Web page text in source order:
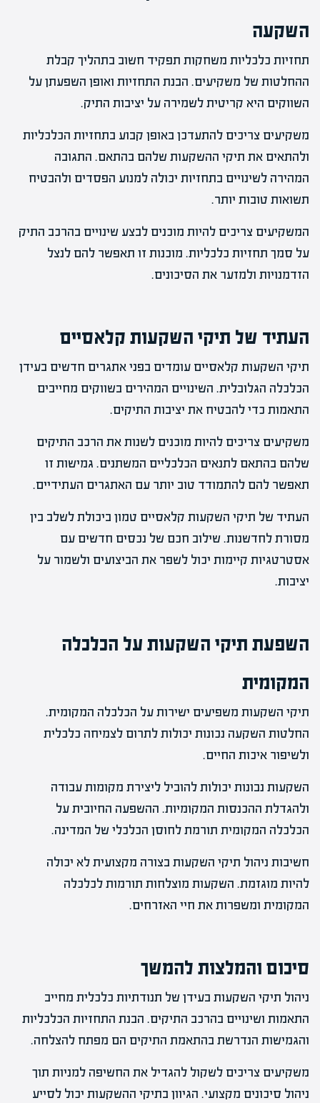
השקעה
תחזיות כלכליות משחקות תפקיד חשוב בתהליך קבלת
ההחלטות של משקיעים. הבנת התחזיות ואופן השפעתן על
השווקים היא קריטית לשמירה על יציבות התיק.
משקיעים צריכים להתעדכן באופן קבוע בתחזיות הכלכליות
ולהתאים את תיקי ההשקעות שלהם בהתאם. התגובה
המהירה לשינויים בתחזיות יכולה למנוע הפסדים ולהבטיח
תשואות טובות יותר.
המשקיעים צריכים להיות מוכנים לבצע שינויים בהרכב התיק
על סמך תחזיות כלכליות. מוכנות זו תאפשר להם לנצל
הזדמנויות ולמזער את הסיכונים.
העתיד של תיקי השקעות קלאסיים
תיקי השקעות קלאסיים עומדים בפני אתגרים חדשים בעידן
הכלכלה הגלובלית. השינויים המהירים בשווקים מחייבים
התאמות כדי להבטיח את יציבות התיקים.
משקיעים צריכים להיות מוכנים לשנות את הרכב התיקים
שלהם בהתאם לתנאים הכלכליים המשתנים. גמישות זו
תאפשר להם להתמודד טוב יותר עם האתגרים העתידיים.
העתיד של תיקי השקעות קלאסיים טמון ביכולת לשלב בין
מסורת לחדשנות. שילוב חכם של נכסים חדשים עם
אסטרטגיות קיימות יכול לשפר את הביצועים ולשמור על
יציבות.
השפעת תיקי השקעות על הכלכלה
המקומית
תיקי השקעות משפיעים ישירות על הכלכלה המקומית.
החלטות השקעה נכונות יכולות לתרום לצמיחה כלכלית
ולשיפור איכות החיים.
השקעות נבונות יכולות להוביל ליצירת מקומות עבודה
ולהגדלת ההכנסות המקומיות. ההשפעה החיובית על
הכלכלה המקומית תורמת לחוסן הכלכלי של המדינה.
חשיבות ניהול תיקי השקעות בצורה מקצועית לא יכולה
להיות מוגזמת. השקעות מוצלחות תורמות לכלכלה
המקומית ומשפרות את חיי האזרחים.
סיכום והמלצות להמשך
ניהול תיקי השקעות בעידן של תנודתיות כלכלית מחייב
התאמות ושינויים בהרכב התיקים. הבנת התחזיות הכלכליות
והגמישות הנדרשת בהתאמת התיקים הם מפתח להצלחה.
משקיעים צריכים לשקול להגדיל את החשיפה למניות תוך
ניהול סיכונים מקצועי. הגיוון בתיקי ההשקעות יכול לסייע